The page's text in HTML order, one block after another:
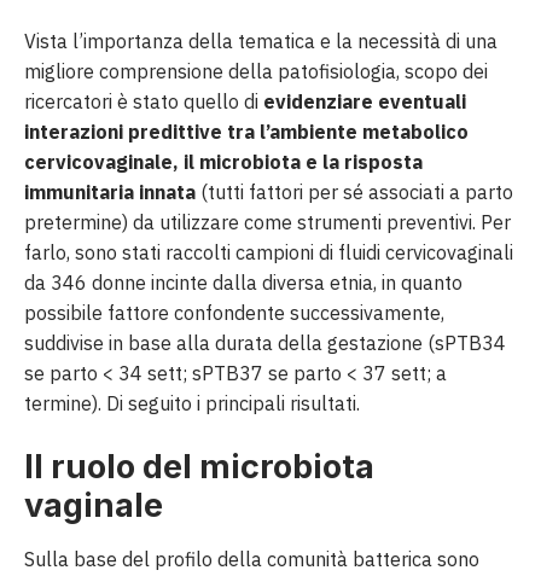
Vista l’importanza della tematica e la necessità di una
migliore comprensione della patofisiologia, scopo dei
ricercatori è stato quello di evidenziare eventuali
interazioni predittive tra l’ambiente metabolico
cervicovaginale, il microbiota e la risposta
immunitaria innata (tutti fattori per sé associati a parto
pretermine) da utilizzare come strumenti preventivi. Per
farlo, sono stati raccolti campioni di fluidi cervicovaginali
da 346 donne incinte dalla diversa etnia, in quanto
possibile fattore confondente successivamente,
suddivise in base alla durata della gestazione (sPTB34
se parto < 34 sett; sPTB37 se parto < 37 sett; a
termine). Di seguito i principali risultati.
Il ruolo del microbiota
vaginale
Sulla base del profilo della comunità batterica sono